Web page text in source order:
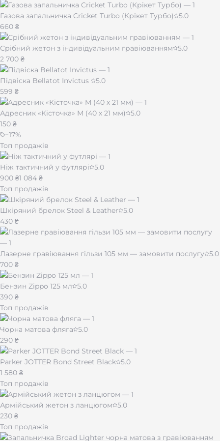
Газова запальничка Cricket Turbo (Крікет Турбо)
5.0
660 ₴
Срібний жетон з індивідуальним гравіюванням
5.0
2 700 ₴
Підвіска Bellatot Invictus
5.0
599 ₴
Адресник «Кісточка» M (40 х 21 мм)
5.0
150 ₴
−17%
Топ продажів
Ніж тактичний у футлярі
5.0
900 ₴1 084 ₴
Топ продажів
Шкіряний брелок Steel & Leather
5.0
430 ₴
Лазерне гравіювання гільзи 105 мм — замовити послугу 5.0
700 ₴
Бензин Zippo 125 мл
5.0
390 ₴
Топ продажів
Чорна матова фляга
5.0
290 ₴
Parker JOTTER Bond Street Black 5.0
1 580 ₴
Топ продажів
Армійський жетон з ланцюгом
5.0
230 ₴
Топ продажів